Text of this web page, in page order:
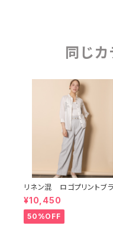
同じ
リネン混 ロゴプリントブ
ス【8264110】
¥10,450
50%OFF